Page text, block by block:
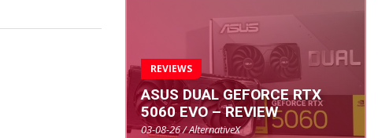
REVIEWS
ASUS DUAL GEFORCE RTX
5060 EVO – REVIEW
03-08-26 / AlternativeX